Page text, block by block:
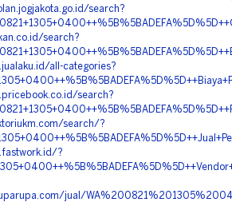
search?
search?
all-categories?
search?
search/?
?
jual/